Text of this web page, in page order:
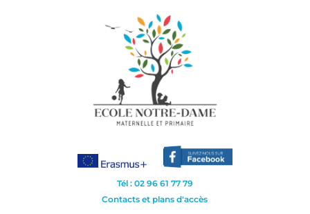
Tél : 02 96 61 77 79
Contacts et plans d'accès